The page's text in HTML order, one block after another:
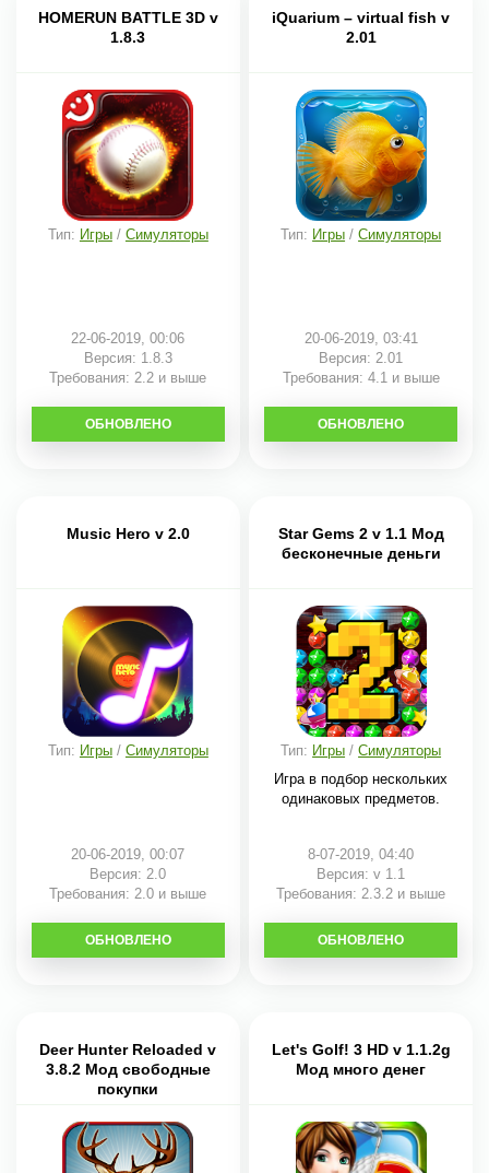
HOMERUN BATTLE 3D v
1.8.3
Тип: Игры/ Симуляторы
22-06-2019, 00:06
Версия: 1.8.3
Требования: 2.2 и выше
СКАЧАТЬ
ОБНОВЛЕНО
iQuarium – virtual fish v
2.01
Тип: Игры /Симуляторы
20-06-2019, 03:41
Версия: 2.01
Требования: 4.1 и выше
СКАЧАТЬ
ОБНОВЛЕНО
Music Hero v 2.0
Тип: Игры/ Симуляторы
20-06-2019, 00:07
Версия: 2.0
Требования: 2.0 и выше
СКАЧАТЬ
ОБНОВЛЕНО
Star Gems 2 v 1.1 Мод
бесконечные деньги
Тип: Игры /Симуляторы
Игра в подбор нескольких
одинаковых предметов.
8-07-2019, 04:40
Версия: v 1.1
Требования: 2.3.2 и выше
СКАЧАТЬ
ОБНОВЛЕНО
Deer Hunter Reloaded v
3.8.2 Мод свободные
покупки
Let's Golf! 3 HD v 1.1.2g
Мод много денег